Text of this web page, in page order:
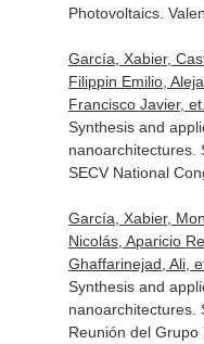
Photovoltaics.
García, Xabier,
Filippin Emilio,
Francisco Javier,
Synthesis and
nanoarchitectures.
SECV National
García, Xabier,
Nicolás, Aparicio
Ghaffarinejad, Ali,
Synthesis and
nanoarchitectures.
Reunión del